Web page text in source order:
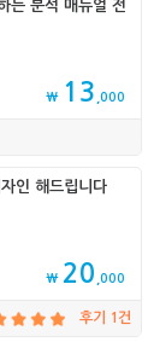
는 분석 매뉴얼 전
₩ 13 ,000
인 해드립니다
₩ 20 ,000
후기 1건